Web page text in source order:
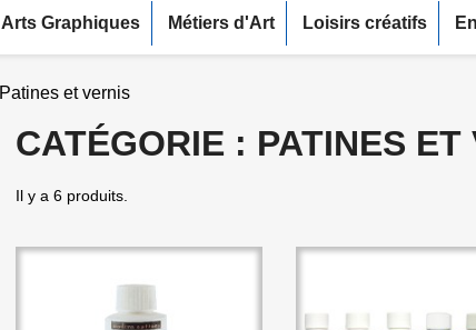
Arts Graphiques Métiers d'Art Loisirs créatifs
Patines et vernis
CATÉGORIE : PATINES ET
Il y a 6 produits.